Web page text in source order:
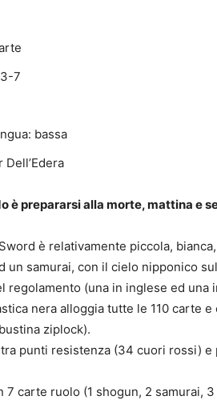
7
bassa
è prepararsi alla morte, mattina e
è relativamente piccola,
un samurai, con il cielo nipponico
regolamento (una in inglese ed una
nera alloggia tutte le 110 carte
ziplock).
punti resistenza (34 cuori rossi)
7 carte ruolo (1 shogun, 2 samurai,